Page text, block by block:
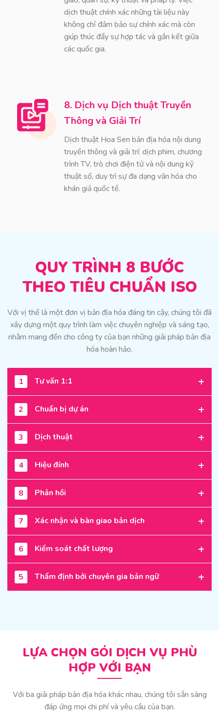
dịch thuật chính xác những tài liệu này
không chỉ đảm bảo sự chính xác mà còn
giúp thúc đẩy sự hợp tác và gắn kết giữa
các quốc gia.
8. Dịch vụ Dịch thuật Truyền
Thông và Giải Trí
Dịch thuật Hoa Sen bản địa hóa nội dung
truyền thông và giải trí: dịch phim, chương
trình TV, trò chơi điện tử và nội dung kỹ
thuật số, duy trì sự đa dạng văn hóa cho
khán giả quốc tế.
QUY TRÌNH 8 BƯỚC
THEO TIÊU CHUẨN ISO
Với vị thế là một đơn vị bản địa hóa đáng tin cậy, chúng tôi đã
xây dựng một quy trình làm việc chuyên nghiệp và sáng tạo,
nhằm mang đến cho công ty của bạn những giải pháp bản địa
hóa hoàn hảo.
1 Tư vấn 1:1
2 Chuẩn bị dự án
3 Dịch thuật
4 Hiệu đính
8 Phản hồi
7 Xác nhận và bàn giao bản dịch
6 Kiểm soát chất lượng
5 Thẩm định bởi chuyên gia bản ngữ
LỰA CHỌN GÓI DỊCH VỤ PHÙ
HỢP VỚI BẠN
Với ba giải pháp bản địa hóa khác nhau, chúng tôi sẵn sàng
đáp ứng mọi chi phí và yêu cầu của bạn.